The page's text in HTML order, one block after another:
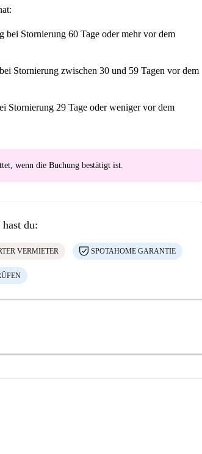
bei Stornierung 60 Tage oder mehr vor dem
bei Stornierung zwischen 30 und 59 Tagen vor dem
Stornierung 29 Tage oder weniger vor dem
, wenn die Buchung bestätigt ist.
du:
VERMIETER SPOTAHOME GARANTIE